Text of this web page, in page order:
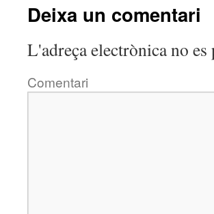
Deixa un comentari
L'adreça electrònica no
Comentari